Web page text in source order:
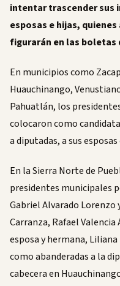
intentar trascender sus
esposas e hijas,
figurarán en las boletas
En municipios como
Huauchinango,
Pahuatlán, los
colocaron como
a diputadas, a sus
En la Sierra Norte de
presidentes municipales
Gabriel Alvarado Lorenzo
Carranza, Rafael
esposa y hermana,
como abanderadas a la
cabecera en